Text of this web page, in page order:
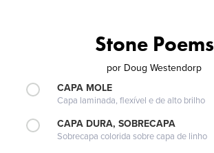
Stone Poems
por Doug Westendorp
CAPA MOLE
Capa laminada, flexível e de alto brilho
CAPA DURA, SOBRECAPA
Sobrecapa colorida sobre capa de linho